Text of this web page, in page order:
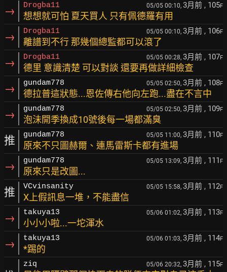
→ Drogba11 05/05 00:10, 3月前 , 105F
想想就可怕 夏天買人 只有佩德羅有用
→ Drogba11 05/05 00:10, 3月前 , 106F
離譜到不行 那幾個總監都可以滾了
→ Drogba11 05/05 00:28, 3月前 , 107F
德里 意識清楚 可以對談 還要再做詳細檢查
→ gundam778 05/05 02:50, 3月前 , 108F
德拉普這狀態...恩佐傳右他向左跑...盡在不言中
→ gundam778 05/05 02:50, 3月前 , 109F
泡沬開季換成10號後每一場都滿臭
推 gundam778 05/05 11:00, 3月前 , 110F
原來不只圖赫爾、連馬雷斯卡都有進場
→ gundam778 05/05 13:09, 3月前 , 111 F
原來只是改圖...
推 VCvinsanity 05/05 15:58, 3月前 , 112F
X上假訊息一堆，不能盡信
→ takuya13 05/06 01:02, 3月前 , 113F
小小小啦...一坨渾水
→ takuya13 05/06 01:03, 3月前 , 114F
*踢的
ziq 05/06 20:32, 3月前 , 115F